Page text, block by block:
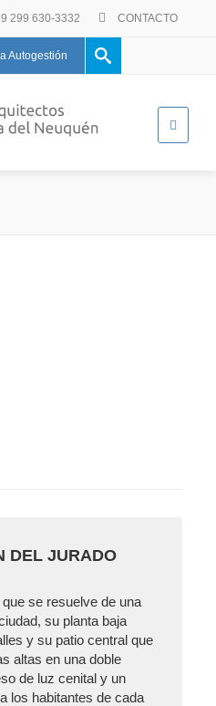
299 630-3332 CONTACTO
Autogestión
DEL JURADO
se resuelve de una
su planta baja
y su patio central que
altas en una doble
de luz cenital y un
los habitantes de cada